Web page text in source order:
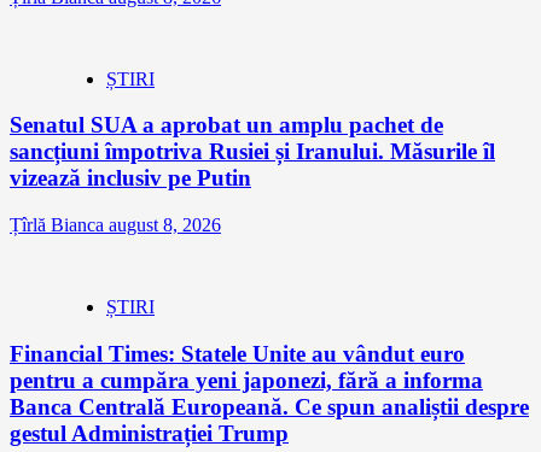
ȘTIRI
Senatul SUA a aprobat un amplu pachet de
sancțiuni împotriva Rusiei și Iranului. Măsurile îl
vizează inclusiv pe Putin
Țîrlă Bianca august 8, 2026
ȘTIRI
Financial Times: Statele Unite au vândut euro
pentru a cumpăra yeni japonezi, fără a informa
Banca Centrală Europeană. Ce spun analiștii despre
gestul Administrației Trump